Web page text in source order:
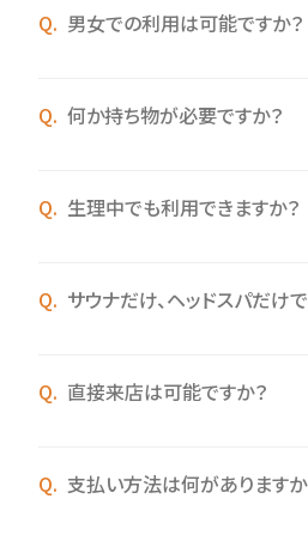
男女での利用は可能ですか？
何か持ち物が必要ですか？
生理中でも利用できますか？
サウナだけ、ヘッドスパだけ
直接来店は可能ですか？
支払い方法は何がありますか